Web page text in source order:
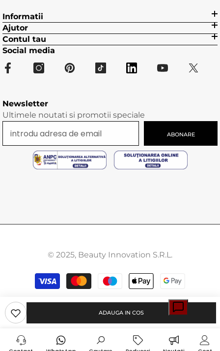
ADAUGA IN COS
Informatii
Ajutor
Contul tau
Social media
Newsletter
Ultimele noutati si promotii speciale
ABONARE
© 2025, Beauty Innovation S.R.L.
Modalitati
de
plata